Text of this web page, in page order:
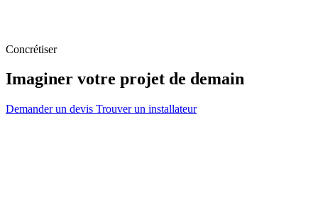
Concrétiser
Imaginer votre projet de demain
Demander un devis Trouver un installateur